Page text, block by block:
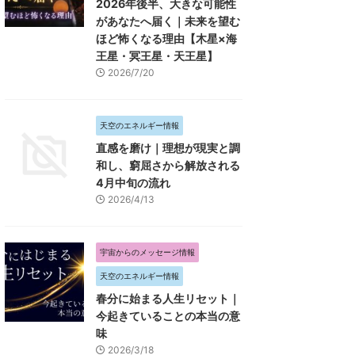
2026年後半、大きな可能性
があなたへ届く｜未来を望む
ほど怖くなる理由【木星×海
王星・冥王星・天王星】
2026/7/20
天空のエネルギー情報
直感を磨け｜理想が現実と調
和し、窮屈さから解放される
4月中旬の流れ
2026/4/13
宇宙からのメッセージ情報
天空のエネルギー情報
春分に始まる人生リセット｜
今起きていることの本当の意
味
2026/3/18